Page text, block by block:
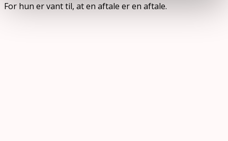
For hun er vant til, at en aftale er en aftale.